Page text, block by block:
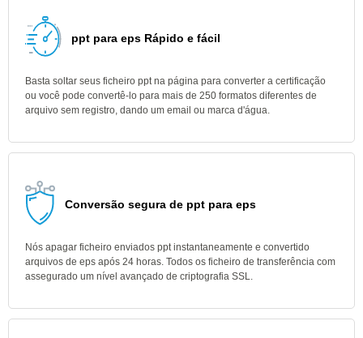
ppt para eps Rápido e fácil
Basta soltar seus ficheiro ppt na página para converter a certificação
ou você pode convertê-lo para mais de 250 formatos diferentes de
arquivo sem registro, dando um email ou marca d'água.
Conversão segura de ppt para eps
Nós apagar ficheiro enviados ppt instantaneamente e convertido
arquivos de eps após 24 horas. Todos os ficheiro de transferência com
assegurado um nível avançado de criptografia SSL.